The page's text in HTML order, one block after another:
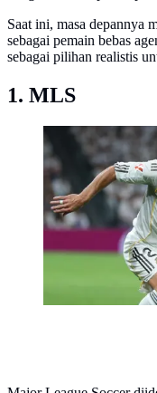
Saat ini, masa depannya
sebagai pemain bebas
sebagai pilihan realistis
1. MLS
Bek Real Madrid,
dengan bek
pertandingan La
stadium, 10 April